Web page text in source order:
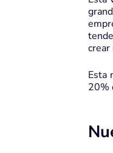
crear
Esta
20%